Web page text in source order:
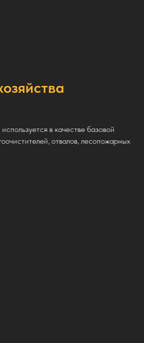
в качестве базовой
отвалов, лесопожарных